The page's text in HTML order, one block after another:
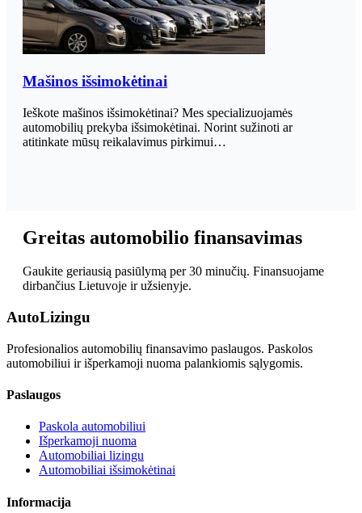
Mašinos išsimokėtinai
Ieškote mašinos išsimokėtinai? Mes specializuojamės
automobilių prekyba išsimokėtinai. Norint sužinoti ar
atitinkate mūsų reikalavimus pirkimui…
Greitas automobilio finansavimas
Gaukite geriausią pasiūlymą per 30 minučių. Finansuojame
dirbančius Lietuvoje ir užsienyje.
AutoLizingu
Profesionalios automobilių finansavimo paslaugos. Paskolos
automobiliui ir išperkamoji nuoma palankiomis sąlygomis.
Paslaugos
Paskola automobiliui
Išperkamoji nuoma
Automobiliai lizingu
Automobiliai išsimokėtinai
Informacija